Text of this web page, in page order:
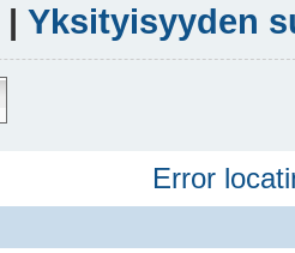
| Yksityisyyden
Error